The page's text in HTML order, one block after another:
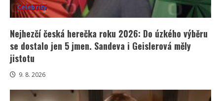
Celebrity
Nejhezčí česká herečka roku 2026: Do úzkého výběru
se dostalo jen 5 jmen. Sandeva i Geislerová měly
jistotu
9. 8. 2026